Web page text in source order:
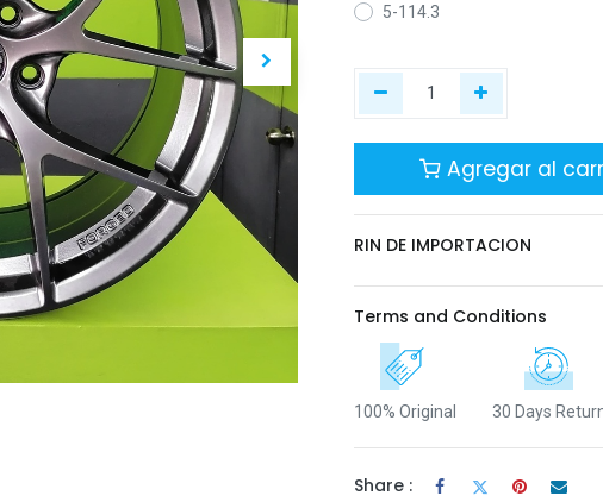
5-114.3
Agregar al
RIN DE IMPORTACION
Terms and Conditions
100% Original 30 Days
Share :